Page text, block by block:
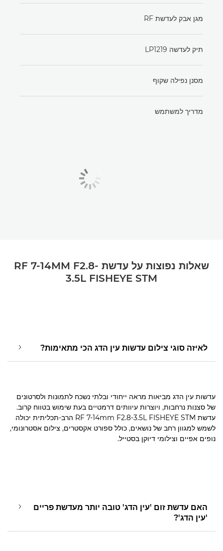
מגן אבק לעדשת RF
תיק לעדשה LP1219
מסנן נפילה שקוף
מדריך למשתמש
שאלות נפוצות על עדשת RF 7-14MM F2.8-
3.5L FISHEYE STM
לאיזה סוגי צילום עדשות עין הדג הכי מתאימות?
עדשות עין הדג מביאות מראה ייחודי ובלתי נשכח לתמונות ולסרטונים
של סצנות נרחבות, ויוצרות עיוותים דרמטיים בעת שימוש בטווח קרוב.
עדשת RF 7-14mm F2.8-3.5L FISHEYE STM הרב-תכליתית יכולה
לשמש למגוון רחב של נושאים, כולל ספורט אקסטרים, צילום אסטרונומי,
נופים אפיים וצילומי דיוקן בסטייל.
האם עדשת זום 'עין הדג' טובה יותר מעדשת פריים
'עין הדג'?